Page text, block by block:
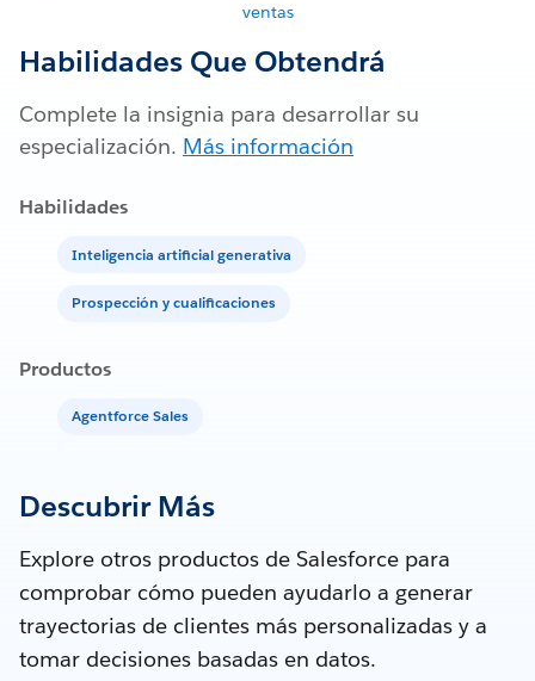
ventas
Habilidades Que Obtendrá
Complete la insignia para desarrollar su
especialización. Más información
Habilidades
Inteligencia artificial generativa
Prospección y cualificaciones
Productos
Agentforce Sales
Descubrir Más
Explore otros productos de Salesforce para
comprobar cómo pueden ayudarlo a generar
trayectorias de clientes más personalizadas y a
tomar decisiones basadas en datos.